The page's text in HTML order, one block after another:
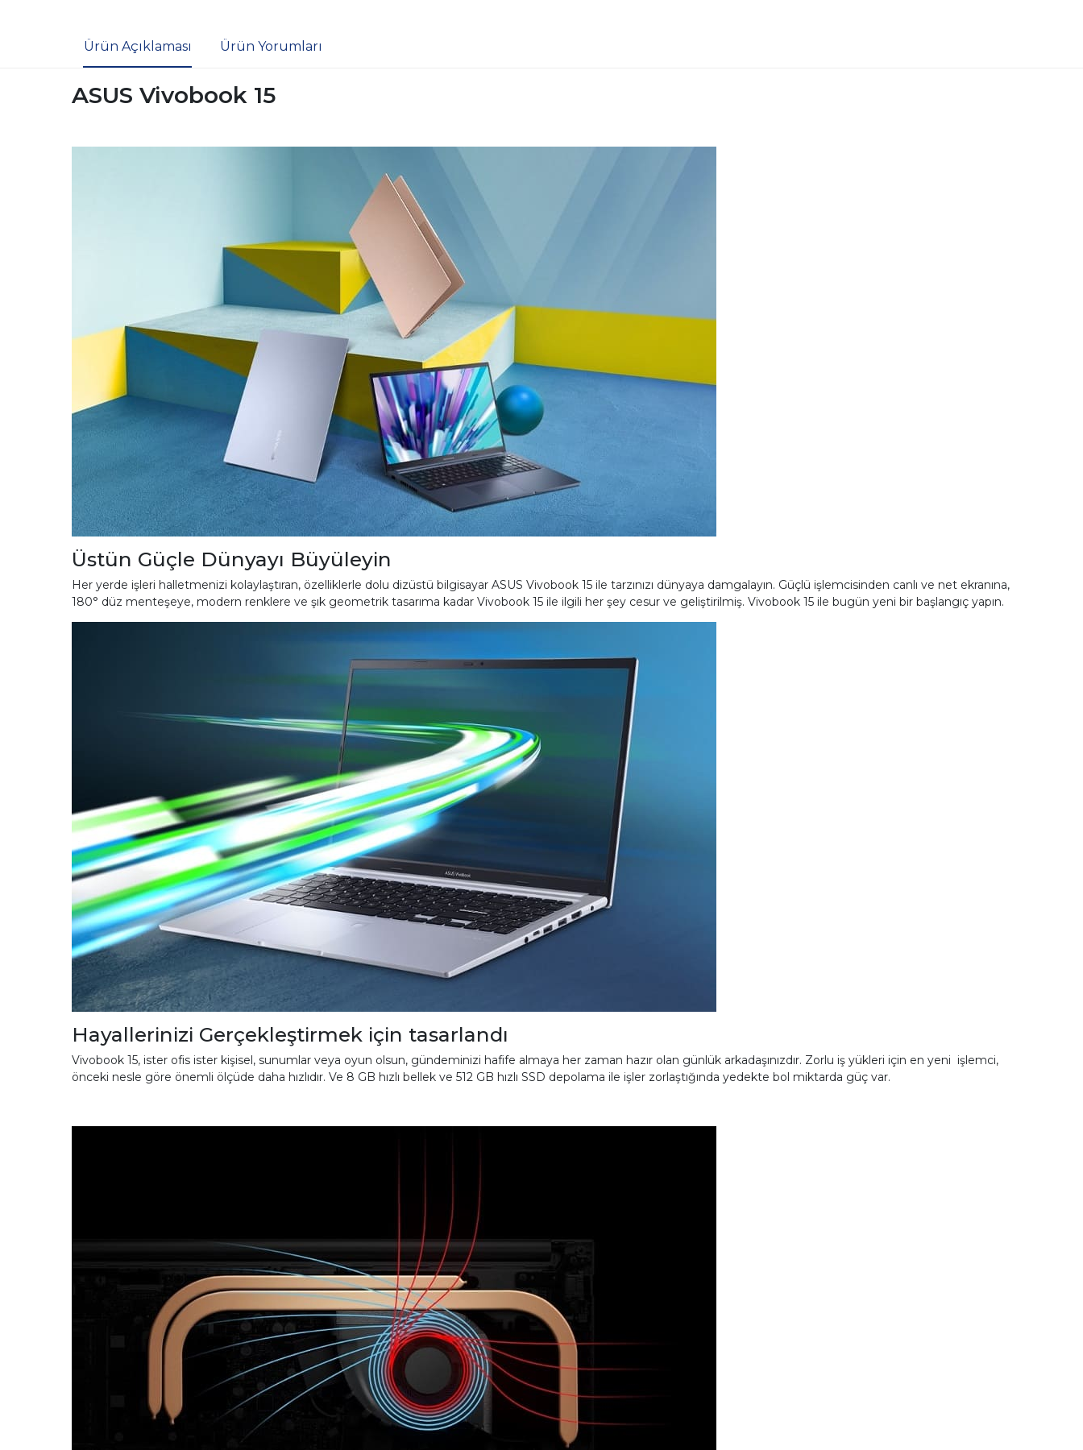
Ürün Açıklaması Ürün Yorumları
ASUS Vivobook 15
Üstün Güçle Dünyayı Büyüleyin
Her yerde işleri halletmenizi kolaylaştıran, özelliklerle dolu dizüstü bilgisayar ASUS Vivobook 15 ile tarzınızı dünyaya damgalayın. Güçlü işlemcisinden canlı ve net ekranına,
180° düz menteşeye, modern renklere ve şık geometrik tasarıma kadar Vivobook 15 ile ilgili her şey cesur ve geliştirilmiş. Vivobook 15 ile bugün yeni bir başlangıç yapın.
Hayallerinizi Gerçekleştirmek için tasarlandı
Vivobook 15, ister ofis ister kişisel, sunumlar veya oyun olsun, gündeminizi hafife almaya her zaman hazır olan günlük arkadaşınızdır. Zorlu iş yükleri için en yeni işlemci,
önceki nesle göre önemli ölçüde daha hızlıdır. Ve 8 GB hızlı bellek ve 512 GB hızlı SSD depolama ile işler zorlaştığında yedekte bol miktarda güç var.